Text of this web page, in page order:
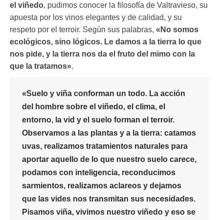
el viñedo, pudimos conocer la filosofía de Valtravieso, su
apuesta por los vinos elegantes y de calidad, y su
respeto por el terroir. Según sus palabras, «No somos
ecológicos, sino lógicos. Le damos a la tierra lo que
nos pide, y la tierra nos da el fruto del mimo con la
que la tratamos».
«Suelo y viña conforman un todo. La acción
del hombre sobre el viñedo, el clima, el
entorno, la vid y el suelo forman el terroir.
Observamos a las plantas y a la tierra: catamos
uvas, realizamos tratamientos naturales para
aportar aquello de lo que nuestro suelo carece,
podamos con inteligencia, reconducimos
sarmientos, realizamos aclareos y dejamos
que las vides nos transmitan sus necesidades.
Pisamos viña, vivimos nuestro viñedo y eso se